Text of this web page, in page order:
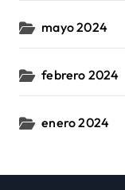
mayo 2024
febrero 2024
enero 2024